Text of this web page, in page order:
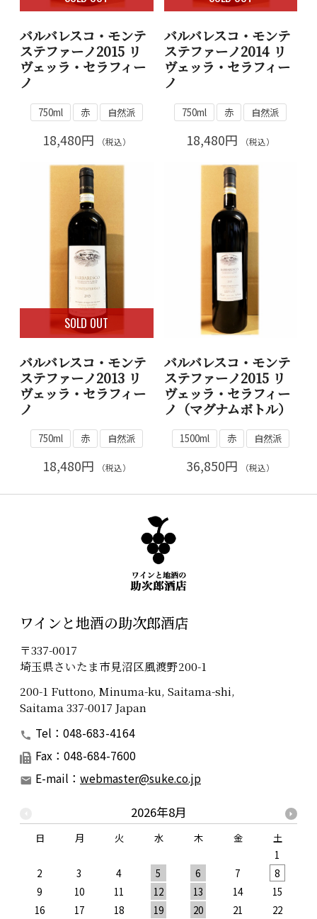
バルバレスコ・モンテ
ステファーノ2015 リ
ヴェッラ・セラフィー
ノ
750ml 赤 自然派
18,480円 （税込）
バルバレスコ・モンテ
ステファーノ2014 リ
ヴェッラ・セラフィー
ノ
750ml 赤 自然派
18,480円 （税込）
SOLD OUT
バルバレスコ・モンテ
ステファーノ2013 リ
ヴェッラ・セラフィー
ノ
750ml 赤 自然派
18,480円 （税込）
バルバレスコ・モンテ
ステファーノ2015 リ
ヴェッラ・セラフィー
ノ（マグナムボトル）
1500ml 赤 自然派
36,850円 （税込）
ワインと地酒の助次郎酒店
〒337-0017
埼玉県さいたま市見沼区風渡野200-1
200-1 Futtono, Minuma-ku, Saitama-shi,
Saitama 337-0017 Japan
Tel：048-683-4164
Fax：048-684-7600
E-mail： webmaster@suke.co.jp
2026年8月
日 月 火 水 木 金
土
1
2
3 4 5 6 7
8
9
10 11 12 13 14
15
16
17 18 19 20 21 22